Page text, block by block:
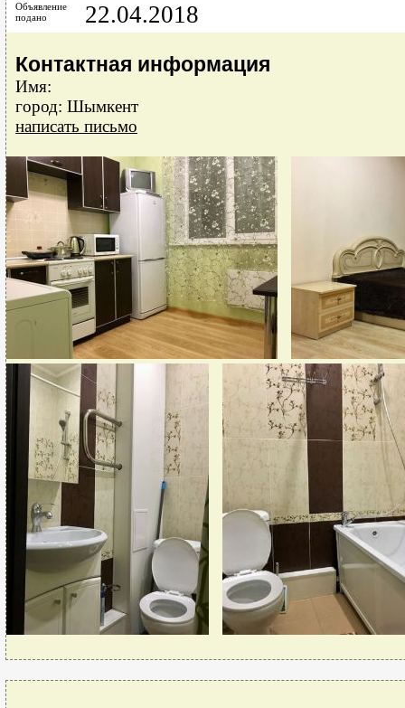
Объявление
подано
22.04.2018
Контактная информация
Имя:
город: Шымкент
написать письмо